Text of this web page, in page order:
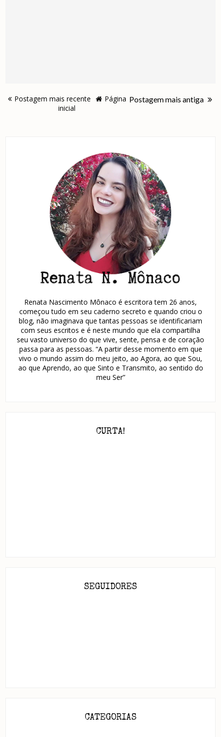
Postagem mais recente Postagem mais antiga
Página
inicial
Renata Nascimento Mônaco é escritora tem 26 anos,
começou tudo em seu caderno secreto e quando criou o
blog, não imaginava que tantas pessoas se identificariam
com seus escritos e é neste mundo que ela compartilha
seu vasto universo do que vive, sente, pensa e de coração
passa para as pessoas. “A partir desse momento em que
vivo o mundo assim do meu jeito, ao Agora, ao que Sou,
ao que Aprendo, ao que Sinto e Transmito, ao sentido do
meu Ser”
CURTA!
SEGUIDORES
CATEGORIAS